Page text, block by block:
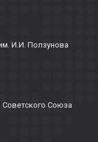
И.И. Ползунова
Советского Союза